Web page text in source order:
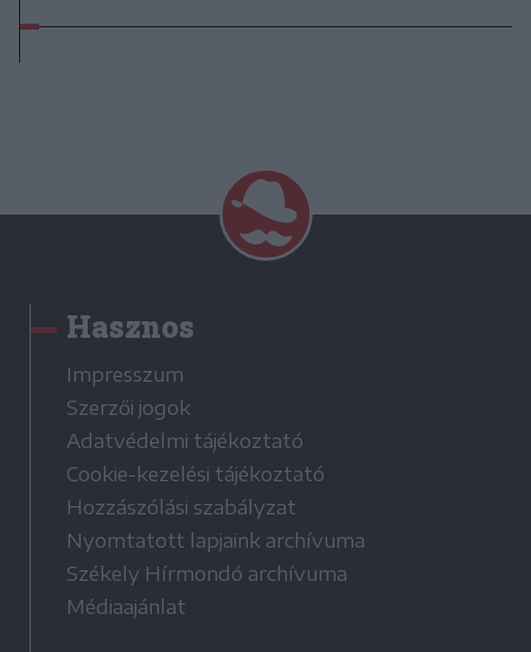
Hasznos
Impresszum
Szerzői jogok
Adatvédelmi tájékoztató
Cookie-kezelési tájékoztató
Hozzászólási szabályzat
Nyomtatott lapjaink archívuma
Székely Hírmondó archívuma
Médiaajánlat